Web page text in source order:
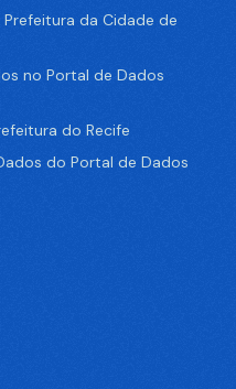
da Cidade de
no Portal de Dados
do Recife
do Portal de Dados